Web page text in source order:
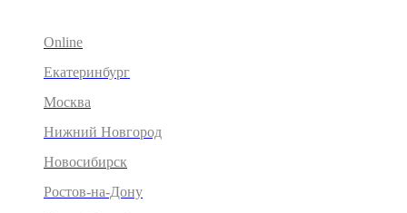
Online
Екатеринбург
Москва
Нижний Новгород
Новосибирск
Ростов-на-Дону